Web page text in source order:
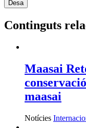
Continguts
Maasai
maasai
Notícies